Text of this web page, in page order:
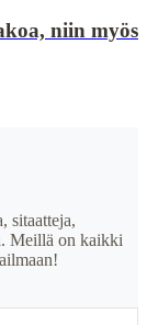
niin myös
sitaatteja,
Meillä on kaikki